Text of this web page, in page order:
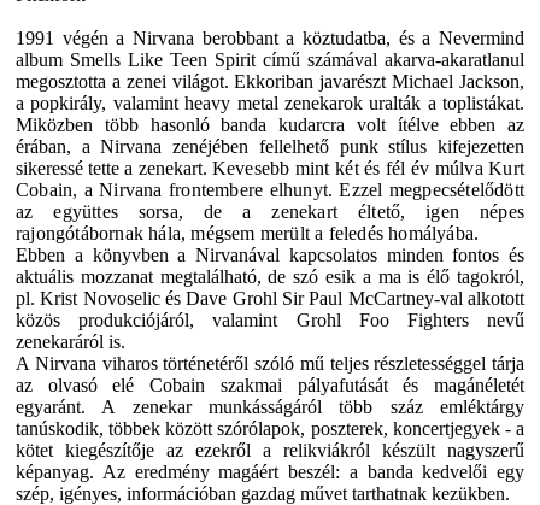
1991 végén a Nirvana berobbant a köztudatba, és a Nevermind
album Smells Like Teen Spirit című számával akarva-akaratlanul
megosztotta a zenei világot. Ekkoriban javarészt Michael Jackson,
a popkirály, valamint heavy metal zenekarok uralták a toplistákat.
Miközben több hasonló banda kudarcra volt ítélve ebben az
érában, a Nirvana zenéjében fellelhető punk stílus kifejezetten
sikeressé tette a zenekart. Kevesebb mint két és fél év múlvaKurt
Cobain, a Nirvana frontembere elhunyt. Ezzel megpecsételődött
az együttes sorsa, de a zenekart éltető, igen népes
rajongótábornak hála, mégsem merült a feledés homályába.
Ebben a könyvben a Nirvanával kapcsolatos minden fontos és
aktuális mozzanat megtalálható, de szó esik a ma is élő tagokról,
pl. Krist Novoselic és Dave Grohl Sir Paul McCartney-val alkotott
közös produkciójáról, valamint Grohl Foo Fighters nevű
zenekaráról is.
A Nirvana viharos történetéről szóló mű teljes részletességgel tárja
az olvasó elé Cobain szakmai pályafutását és magánéletét
egyaránt. A zenekar munkásságáról több száz emléktárgy
tanúskodik, többek között szórólapok, poszterek, koncertjegyek - a
kötet kiegészítője az ezekről a relikviákról készült nagyszerű
képanyag. Az eredmény magáért beszél: a banda kedvelői egy
szép, igényes, információban gazdag művet tarthatnak kezükben.